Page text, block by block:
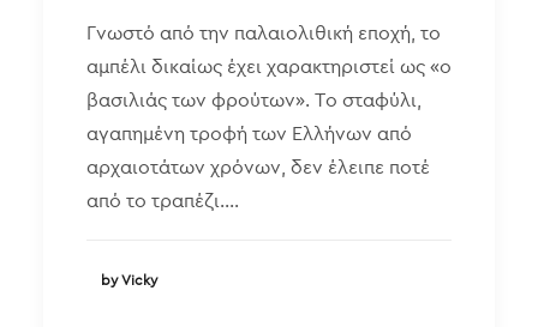
Γνωστό από την παλαιολιθική εποχή, το
αμπέλι δικαίως έχει χαρακτηριστεί ως «ο
βασιλιάς των φρούτων». Το σταφύλι,
αγαπημένη τροφή των Ελλήνων από
αρχαιοτάτων χρόνων, δεν έλειπε ποτέ
από το τραπέζι.…
by Vicky